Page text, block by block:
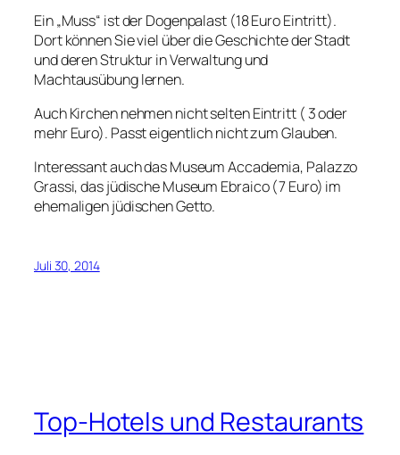
Ein „Muss“ ist der Dogenpalast (18 Euro Eintritt).
Dort können Sie viel über die Geschichte der Stadt
und deren Struktur in Verwaltung und
Machtausübung lernen.
Auch Kirchen nehmen nicht selten Eintritt ( 3 oder
mehr Euro). Passt eigentlich nicht zum Glauben.
Interessant auch das Museum Accademia, Palazzo
Grassi, das jüdische Museum Ebraico (7 Euro) im
ehemaligen jüdischen Getto.
Juli 30, 2014
Top-Hotels und Restaurants